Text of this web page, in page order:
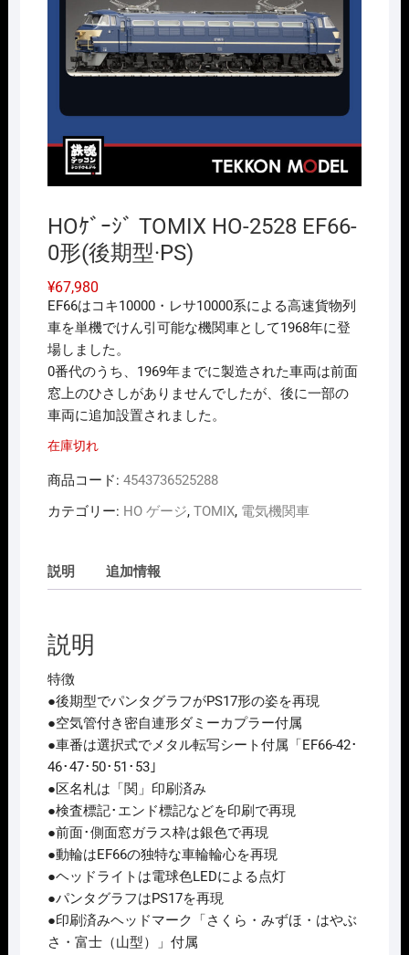
HOｹﾞｰｼﾞ TOMIX HO-2528 EF66-
0形(後期型·PS)
¥67,980
EF66はコキ10000・レサ10000系による高速貨物列
車を単機でけん引可能な機関車として1968年に登
場しました。
0番代のうち、1969年までに製造された車両は前面
窓上のひさしがありませんでしたが、後に一部の
車両に追加設置されました。
在庫切れ
商品コード: 4543736525288
カテゴリー: HO ゲージ, TOMIX, 電気機関車
説明 追加情報
説明
特徴
●後期型でパンタグラフがPS17形の姿を再現
●空気管付き密自連形ダミーカプラー付属
●車番は選択式でメタル転写シート付属「EF66-42･
46･47･50･51･53」
●区名札は「関」印刷済み
●検査標記･エンド標記などを印刷で再現
●前面･側面窓ガラス枠は銀色で再現
●動輪はEF66の独特な車輪輪心を再現
●ヘッドライトは電球色LEDによる点灯
●パンタグラフはPS17を再現
●印刷済みヘッドマーク「さくら・みずほ・はやぶ
さ・富士（山型）」付属